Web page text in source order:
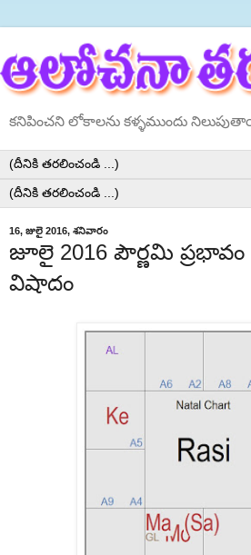
కనిపించని లోకాలను కళ్ళముందు
16, జులై 2016, శనివారం
జూలై 2016 పౌర్ణమి
విషాదం